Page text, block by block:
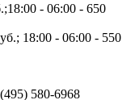
- 06:00 - 650
18:00 - 06:00 - 550
580-6968